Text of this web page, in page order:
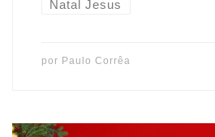
Natal Jesus
por Paulo Corrêa